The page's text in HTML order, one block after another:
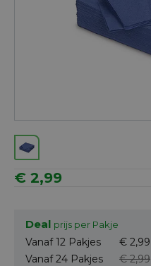
€ 2,99
Deal prijs per Pakje
Vanaf 12 Pakjes
€ 2,99
Vanaf 24 Pakjes € 2,99